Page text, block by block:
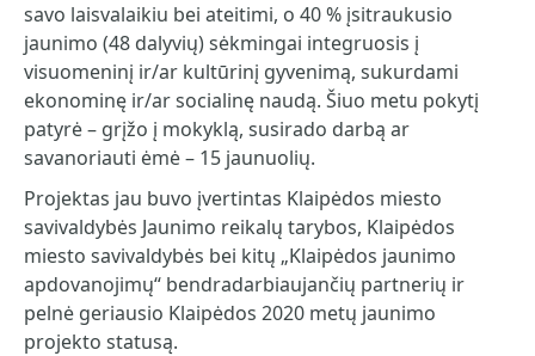
savo laisvalaikiu bei ateitimi, o 40 % įsitraukusio
jaunimo (48 dalyvių) sėkmingai integruosis į
visuomeninį ir/ar kultūrinį gyvenimą, sukurdami
ekonominę ir/ar socialinę naudą. Šiuo metu pokytį
patyrė – grįžo į mokyklą, susirado darbą ar
savanoriauti ėmė – 15 jaunuolių.
Projektas jau buvo įvertintas Klaipėdos miesto
savivaldybės Jaunimo reikalų tarybos, Klaipėdos
miesto savivaldybės bei kitų „Klaipėdos jaunimo
apdovanojimų“ bendradarbiaujančių partnerių ir
pelnė geriausio Klaipėdos 2020 metų jaunimo
projekto statusą.